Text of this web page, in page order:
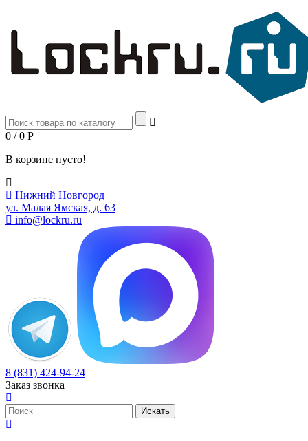
0 / 0 Р
В корзине пусто!
Нижний Новгород
ул. Малая Ямская, д. 63
info@lockru.ru
8 (831) 424-94-24
Заказ звонка